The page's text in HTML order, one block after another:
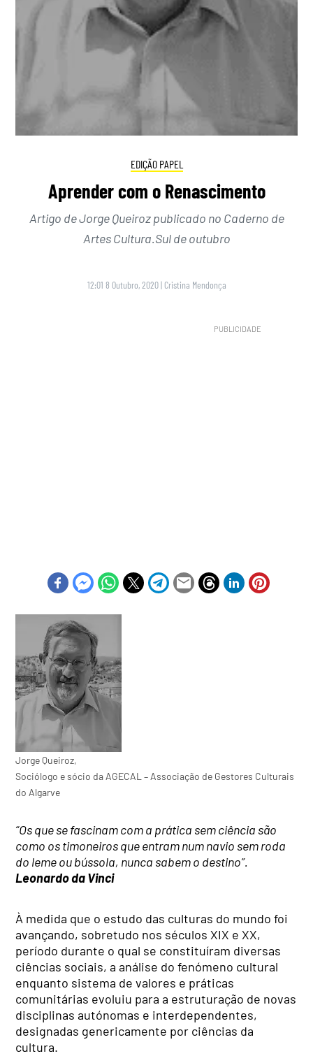
EDIÇÃO PAPEL
Aprender com o Renascimento
Artigo de Jorge Queiroz publicado no Caderno de
Artes Cultura.Sul de outubro
12:01 8 Outubro, 2020 | Cristina Mendonça
Jorge Queiroz,
Sociólogo e sócio da AGECAL – Associação de Gestores Culturais
do Algarve
“Os que se fascinam com a prática sem ciência são
como os timoneiros que entram num navio sem roda
do leme ou bússola, nunca sabem o destino”.
Leonardo da Vinci
À medida que o estudo das culturas do mundo foi
avançando, sobretudo nos séculos XIX e XX,
período durante o qual se constituíram diversas
ciências sociais, a análise do fenómeno cultural
enquanto sistema de valores e práticas
comunitárias evoluiu para a estruturação de novas
disciplinas autónomas e interdependentes,
designadas genericamente por ciências da
cultura.